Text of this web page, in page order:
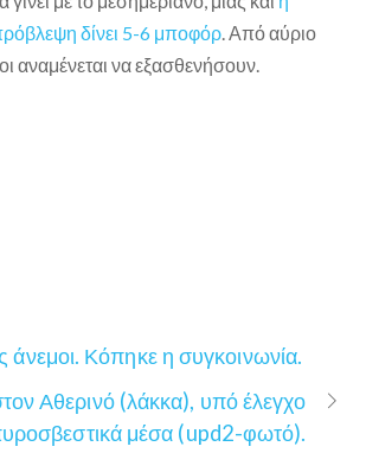
δίνει 5-6 μποφόρ. Από αύριο
αναμένεται να εξασθενήσουν.
άνεμοι. Κόπηκε η συγκοινωνία.
Αθερινό (λάκκα), υπό έλεγχο
μέσα (upd2-φωτό).